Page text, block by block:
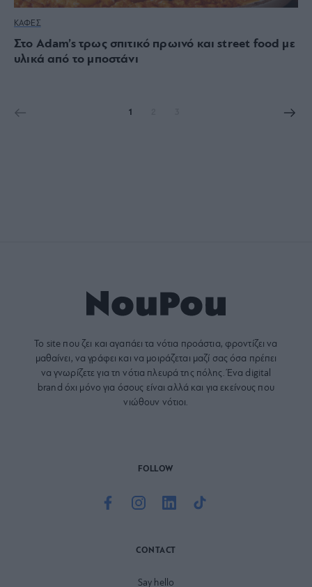
ΚΑΦΕΣ
Στο Adam’s τρως σπιτικό πρωινό και street food με
υλικά από το μποστάνι
1
Το site που ζει και αγαπάει τα νότια προάστια, φροντίζει να
μαθαίνει, να γράφει και να μοιράζεται μαζί σας όσα πρέπει
να γνωρίζετε για τη νότια πλευρά της πόλης. Ένα digital
brand όχι μόνο για όσους είναι αλλά και για εκείνους που
νιώθουν νότιοι.
FOLLOW
CONTACT
Say hello